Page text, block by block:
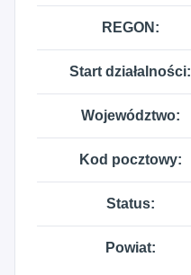
REGON:
Start działalności:
Województwo:
Kod pocztowy:
Status:
Powiat: